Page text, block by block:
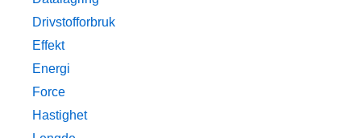
Drivstofforbruk
Effekt
Energi
Force
Hastighet